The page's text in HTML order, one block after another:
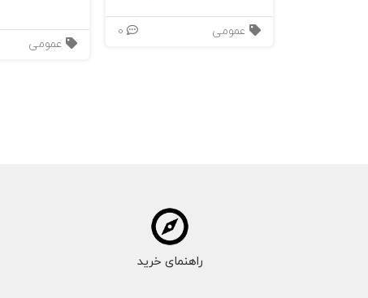
جالوتت
عمومی
عمومی
راهنمای خرید